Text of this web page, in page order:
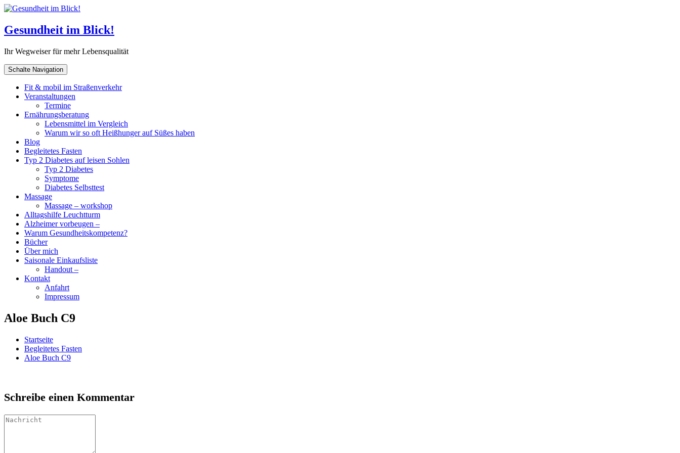
Gesundheit im Blick!
Ihr Wegweiser für mehr Lebensqualität
Schalte Navigation
Fit & mobil im Straßenverkehr
Veranstaltungen
Termine
Ernährungsberatung
Lebensmittel im Vergleich
Warum wir so oft Heißhunger auf Süßes haben
Blog
Begleitetes Fasten
Typ 2 Diabetes auf leisen Sohlen
Typ 2 Diabetes
Symptome
Diabetes Selbsttest
Massage
Massage – workshop
Alltagshilfe Leuchtturm
Alzheimer vorbeugen –
Warum Gesundheitskompetenz?
Bücher
Über mich
Saisonale Einkaufsliste
Handout –
Kontakt
Anfahrt
Impressum
Aloe Buch C9
Startseite
Begleitetes Fasten
Aloe Buch C9
Schreibe einen Kommentar